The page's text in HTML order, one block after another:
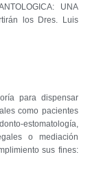
UNA
los Dres. Luis
para dispensar
como pacientes
estomatología,
o mediación
sus fines: